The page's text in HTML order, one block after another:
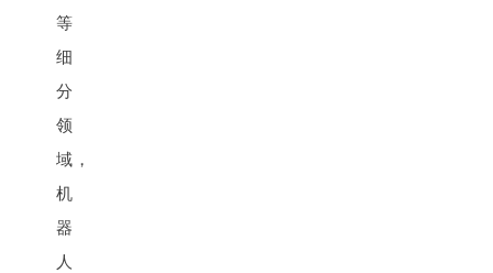
等
细
分
领
域，
机
器
人